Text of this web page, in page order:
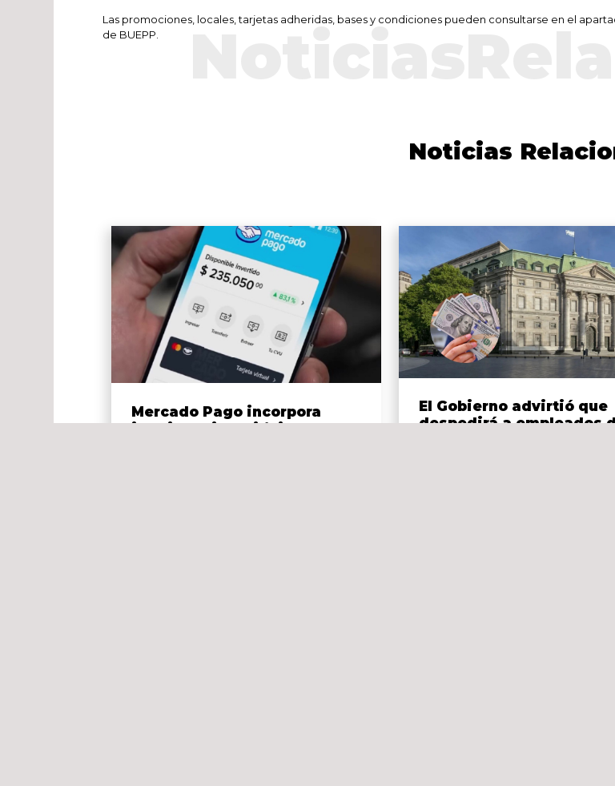
Las promociones, locales, tarjetas adheridas, bases y condiciones pueden consultarse en el
de BUEPP.
Noticias
Mercado Pago incorpora
inteligencia artificial para
El Gobierno advirtió que
despedirá a empleados